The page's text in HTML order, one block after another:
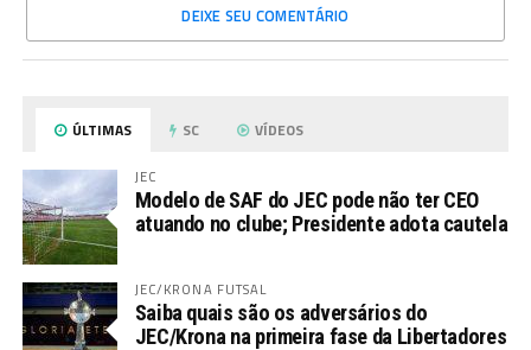
DEIXE SEU COMENTÁRIO
ÚLTIMAS SC VÍDEOS
JEC
Modelo de SAF do JEC pode não ter CEO
atuando no clube; Presidente adota cautela
JEC/KRONA FUTSAL
Saiba quais são os adversários do
JEC/Krona na primeira fase da Libertadores